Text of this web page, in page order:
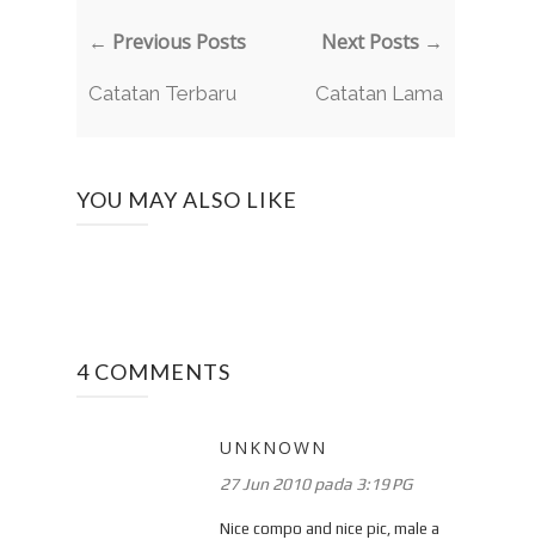
← Previous Posts
Catatan Terbaru
Next Posts →
Catatan Lama
YOU MAY ALSO LIKE
4 COMMENTS
UNKNOWN
27 Jun 2010 pada 3:19 PG
Nice compo and nice pic, male a